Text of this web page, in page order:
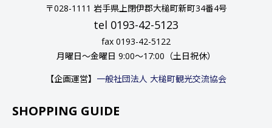
〒028-1111 岩手県上閉伊郡大槌町新町34番4号
tel 0193-42-5123
fax 0193-42-5122
月曜日〜金曜日 9:00〜17:00（土日祝休）
【企画運営】 一般社団法人 大槌町観光交流協会
SHOPPING GUIDE